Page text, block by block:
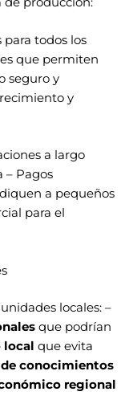
para todos los
que permiten
seguro y
y
a largo
– Pagos
a pequeños
para el
locales: –
que podrían
local que evita
de conocimientos
regional